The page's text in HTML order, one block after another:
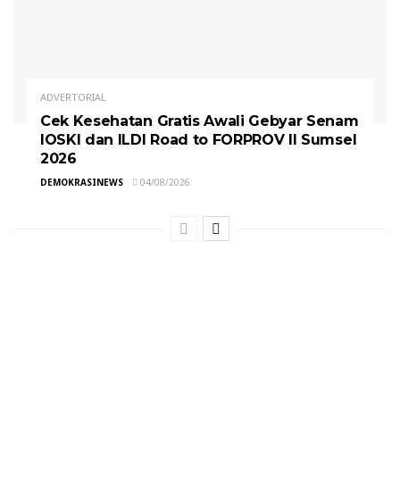
ADVERTORIAL
Cek Kesehatan Gratis Awali Gebyar Senam
IOSKI dan ILDI Road to FORPROV II Sumsel
2026
DEMOKRASINEWS 04/08/2026